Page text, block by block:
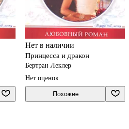
Нет в наличии
Принцесса и дракон
Бертран Леклер
Нет оценок
Похожее